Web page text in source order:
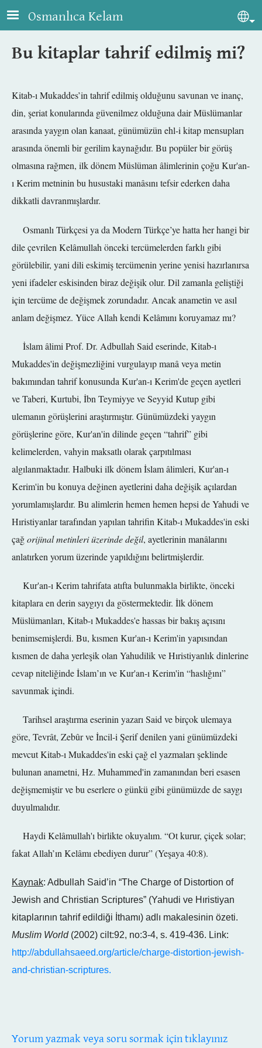
Skip to main content
Osmanlıca Kelam
Bu kitaplar tahrif edilmiş mi?
Kitab-ı Mukaddes’in tahrif edilmiş olduğunu savunan ve inanç,
din, şeriat konularında güvenilmez olduğuna dair Müslümanlar
arasında yaygın olan kanaat, günümüzün ehl-i kitap mensupları
arasında önemli bir gerilim kaynağıdır. Bu popüler bir görüş
olmasına rağmen, ilk dönem Müslüman âlimlerinin çoğu Kur'an-
ı Kerim metninin bu husustaki manâsını tefsir ederken daha
dikkatli davranmışlardır.
Osmanlı Türkçesi ya da Modern Türkçe’ye hatta her hangi bir
dile çevrilen Kelâmullah önceki tercümelerden farklı gibi
görülebilir, yani dili eskimiş tercümenin yerine yenisi hazırlanırsa
yeni ifadeler eskisinden biraz değişik olur. Dil zamanla geliştiği
için tercüme de değişmek zorundadır. Ancak anametin ve asıl
anlam değişmez. Yüce Allah kendi Kelâmını koruyamaz mı?
İslam âlimi Prof. Dr. Adbullah Said eserinde, Kitab-ı
Mukaddes'in değişmezliğini vurgulayıp manâ veya metin
bakımından tahrif konusunda Kur'an-ı Kerim'de geçen ayetleri
ve Taberi, Kurtubi, İbn Teymiyye ve Seyyid Kutup gibi
ulemanın görüşlerini araştırmıştır. Günümüzdeki yaygın
görüşlerine göre, Kur'an'in dilinde geçen “tahrif” gibi
kelimelerden, vahyin maksatlı olarak çarpıtılması
algılanmaktadır. Halbuki ilk dönem İslam âlimleri, Kur'an-ı
Kerim'in bu konuya değinen ayetlerini daha değişik açılardan
yorumlamışlardır. Bu alimlerin hemen hemen hepsi de Yahudi ve
Hıristiyanlar tarafından yapılan tahrifin Kitab-ı Mukaddes'in eski
çağorijinal metinleri üzerinde değil, ayetlerinin manâlarını
anlatırken yorum üzerinde yapıldığını belirtmişlerdir.
Kur'an-ı Kerim tahrifata atıfta bulunmakla birlikte, önceki
kitaplara en derin saygıyı da göstermektedir. İlk dönem
Müslümanları, Kitab-ı Mukaddes'e hassas bir bakış açısını
benimsemişlerdi. Bu, kısmen Kur'an-ı Kerim'in yapısından
kısmen de daha yerleşik olan Yahudilik ve Hıristiyanlık dinlerine
cevap niteliğinde İslam’ın ve Kur'an-ı Kerim'in “haslığını”
savunmak içindi.
Tarihsel araştırma eserinin yazarı Said ve birçok ulemaya
göre, Tevrât, Zebûr ve İncil-i Şerif denilen yani günümüzdeki
mevcut Kitab-ı Mukaddes'in eski çağ el yazmaları şeklinde
bulunan anametni, Hz. Muhammed'in zamanından beri esasen
değişmemiştir ve bu eserlere o günkü gibi günümüzde de saygı
duyulmalıdır.
Haydi Kelâmullah'ı birlikte okuyalım. “Ot kurur, çiçek solar;
fakat Allah’ın Kelâmı ebediyen durur” (Yeşaya 40:8).
Kaynak: Adbullah Said’in “The Charge of Distortion of
Jewish and Christian Scriptures” (Yahudi ve Hıristiyan
kitaplarının tahrif edildiği İthamı) adlı makalesinin özeti.
Muslim World (2002) cilt:92, no:3-4, s. 419-436. Link:
http://abdullahsaeed.org/article/charge-distortion-jewish-
and-christian-scriptures.
Yorum yazmak veya soru sormak için tıklayınız